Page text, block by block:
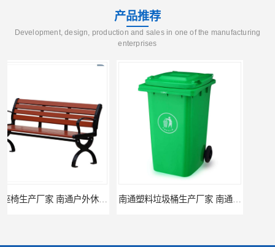
产品推荐
Development, design, production and sales in one of the manufacturing
enterprises
南通塑料垃圾桶生产厂家 南通塑料分类垃圾桶定做 南通小区垃圾桶批发价格